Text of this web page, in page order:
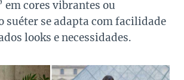
em cores vibrantes ou
suéter se adapta com facilidade
looks e necessidades.